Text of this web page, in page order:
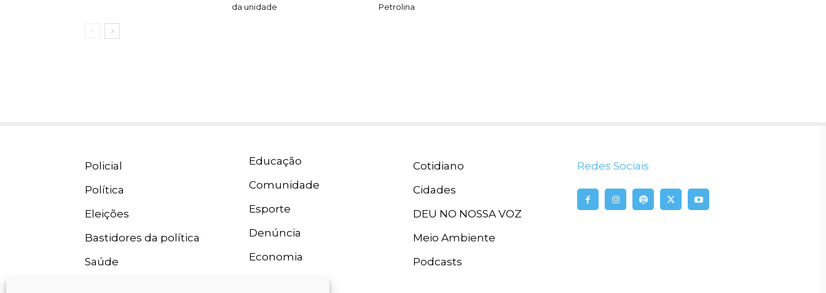
da unidade
Petrolina
Policial
Política
Eleições
Bastidores da política
Saúde
Educação
Comunidade
Esporte
Denúncia
Economia
Cotidiano
Cidades
DEU NO NOSSA VOZ
Meio Ambiente
Podcasts
Redes Sociais